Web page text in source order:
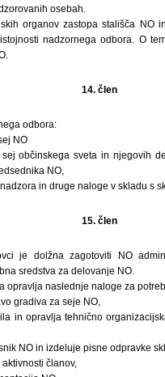
osebah.
organov zastopa stališča NO
nadzornega odbora. O
14. člen
odbora:
NO
občinskega sveta in njegovih
NO,
in druge naloge v skladu s
15. člen
je dolžna zagotoviti NO
sredstva za delovanje NO.
opravlja naslednje naloge za
gradiva za seje NO,
in opravlja tehnično
NO in izdeluje pisne odpravke
članov,